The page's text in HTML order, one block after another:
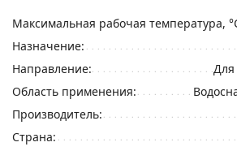
Максимальная рабочая температура,
Назначение:
Направление:
Для
Область применения:
Производитель:
Страна: